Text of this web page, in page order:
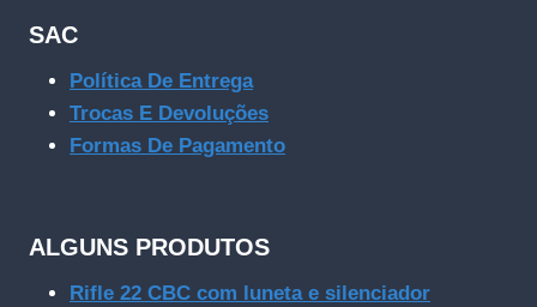
SAC
Política De Entrega
Trocas E Devoluções
Formas De Pagamento
ALGUNS PRODUTOS
Rifle 22 CBC com luneta e silenciador